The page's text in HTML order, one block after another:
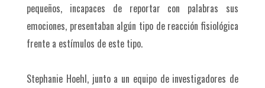
pequeños, incapaces de reportar con palabras sus
emociones, presentaban algún tipo de reacción fisiológica
frente a estímulos de este tipo.
Stephanie Hoehl, junto a un equipo de investigadores de